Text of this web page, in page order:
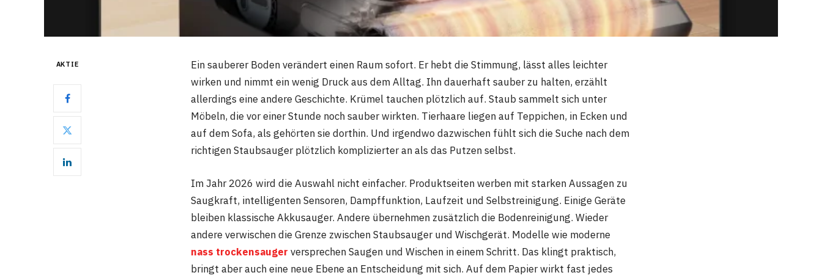
AKTIE
Ein sauberer Boden verändert einen Raum sofort. Er hebt die Stimmung, lässt alles leichter
wirken und nimmt ein wenig Druck aus dem Alltag. Ihn dauerhaft sauber zu halten, erzählt
allerdings eine andere Geschichte. Krümel tauchen plötzlich auf. Staub sammelt sich unter
Möbeln, die vor einer Stunde noch sauber wirkten. Tierhaare liegen auf Teppichen, in Ecken und
auf dem Sofa, als gehörten sie dorthin. Und irgendwo dazwischen fühlt sich die Suche nach dem
richtigen Staubsauger plötzlich komplizierter an als das Putzen selbst.
Im Jahr 2026 wird die Auswahl nicht einfacher. Produktseiten werben mit starken Aussagen zu
Saugkraft, intelligenten Sensoren, Dampffunktion, Laufzeit und Selbstreinigung. Einige Geräte
bleiben klassische Akkusauger. Andere übernehmen zusätzlich die Bodenreinigung. Wieder
andere verwischen die Grenze zwischen Staubsauger und Wischgerät. Modelle wie moderne
nass trockensauger versprechen Saugen und Wischen in einem Schritt. Das klingt praktisch,
bringt aber auch eine neue Ebene an Entscheidung mit sich. Auf dem Papier wirkt fast jedes